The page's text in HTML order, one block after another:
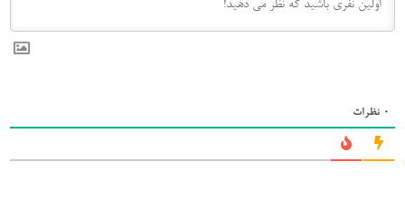
0 نظرات